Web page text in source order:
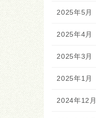
2025年5月
2025年4月
2025年3月
2025年1月
2024年12月